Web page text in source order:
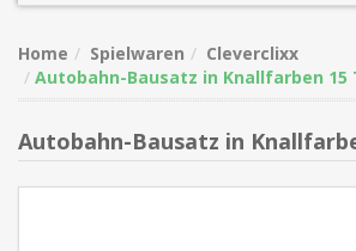
Home Spielwaren
Cleverclixx
Autobahn-Bausatz in Knallfarben 15
Autobahn-Bausatz in